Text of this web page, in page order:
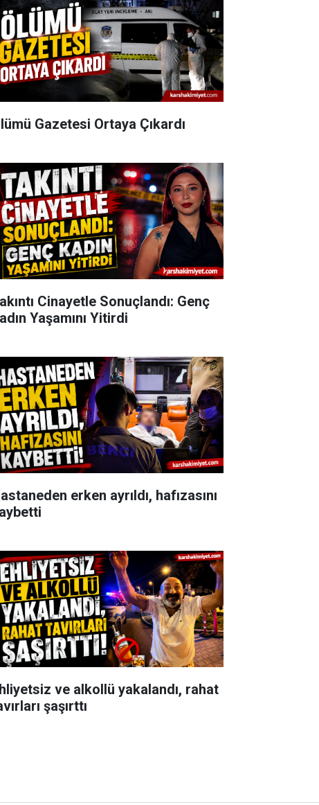
Gazetesi Ortaya Çıkardı
Cinayetle Sonuçlandı: Genç
Yaşamını Yitirdi
erken ayrıldı, hafızasını
ve alkollü yakalandı, rahat
şaşırttı